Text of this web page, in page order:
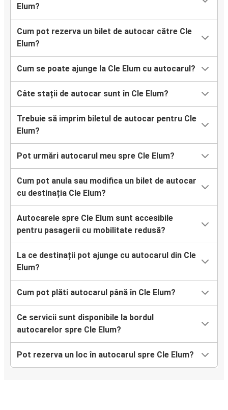
Elum?
Cum pot rezerva un bilet de autocar către Cle
Elum?
Cum se poate ajunge la Cle Elum cu autocarul?
Câte stații de autocar sunt în Cle Elum?
Trebuie să imprim biletul de autocar pentru Cle
Elum?
Pot urmări autocarul meu spre Cle Elum?
Cum pot anula sau modifica un bilet de autocar
cu destinația Cle Elum?
Autocarele spre Cle Elum sunt accesibile
pentru pasagerii cu mobilitate redusă?
La ce destinații pot ajunge cu autocarul din Cle
Elum?
Cum pot plăti autocarul până în Cle Elum?
Ce servicii sunt disponibile la bordul
autocarelor spre Cle Elum?
Pot rezerva un loc în autocarul spre Cle Elum?